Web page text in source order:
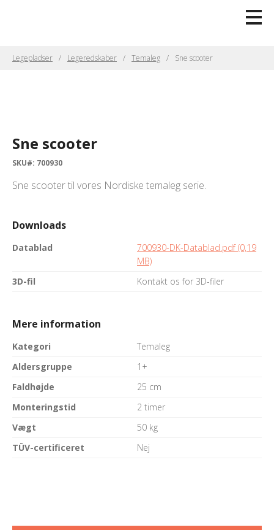
Legepladser Legeredskaber Temaleg Sne scooter
Sne scooter
SKU#: 700930
Sne scooter til vores Nordiske temaleg serie.
Downloads
Datablad
700930-DK-Datablad.pdf (0,19
MB)
3D-fil
Kontakt os for 3D-filer
Mere information
Kategori
Temaleg
Aldersgruppe
1+
Faldhøjde
25 cm
Monteringstid
2 timer
Vægt
50 kg
TÜV-certificeret
Nej